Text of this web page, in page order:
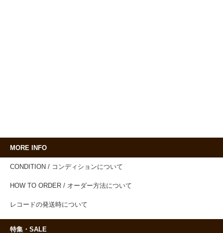
MORE INFO
CONDITION / コンディションについて
HOW TO ORDER / オーダー方法について
レコードの発送時について
特集・SALE